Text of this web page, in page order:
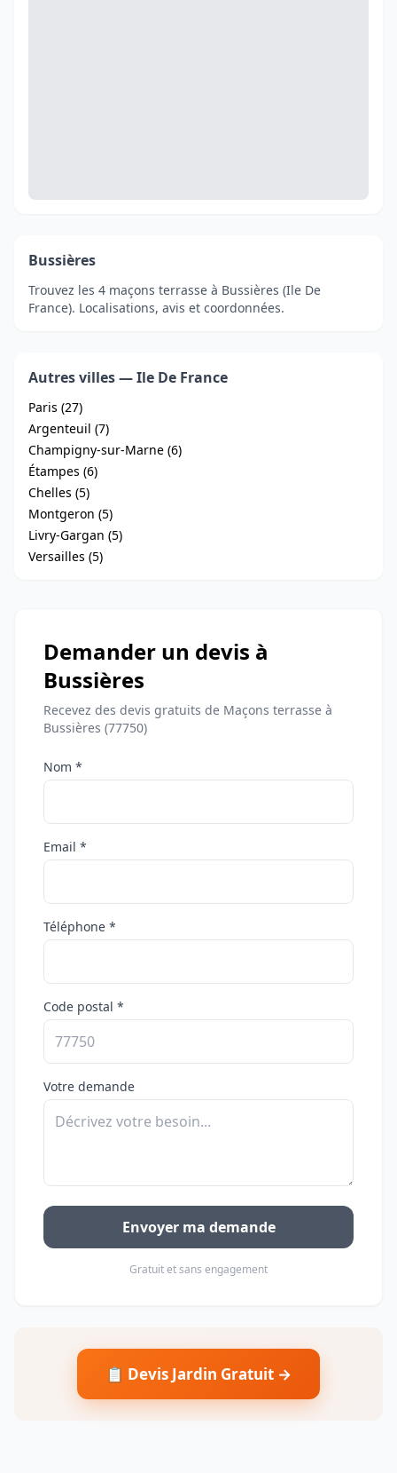
Bussières
Trouvez les 4 maçons terrasse à Bussières (Ile De
France). Localisations, avis et coordonnées.
Autres villes — Ile De France
Paris (27)
Argenteuil (7)
Champigny-sur-Marne (6)
Étampes (6)
Chelles (5)
Montgeron (5)
Livry-Gargan (5)
Versailles (5)
Demander un devis à
Bussières
Recevez des devis gratuits de Maçons terrasse à
Bussières (77750)
Nom *
Email *
Téléphone *
Code postal *
Votre demande
Envoyer ma demande
Gratuit et sans engagement
📋 Devis Jardin Gratuit →